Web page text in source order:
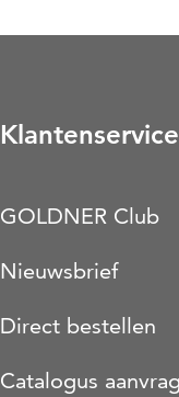
GOLDNER Club
Nieuwsbrief
Direct bestellen
Catalogus